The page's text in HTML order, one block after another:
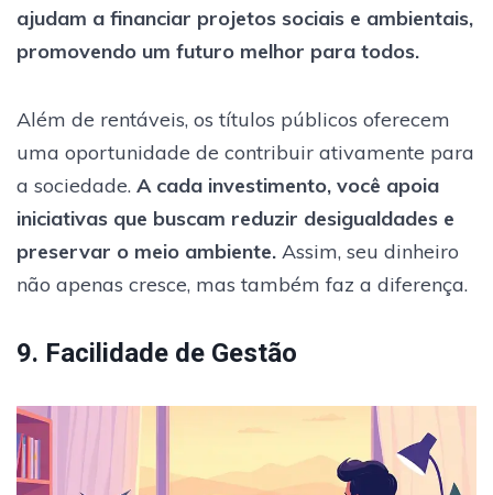
ajudam a financiar projetos sociais e ambientais,
promovendo um futuro melhor para todos.
Além de rentáveis, os títulos públicos oferecem
uma oportunidade de contribuir ativamente para
a sociedade. A cada investimento, você apoia
iniciativas que buscam reduzir desigualdades e
preservar o meio ambiente. Assim, seu dinheiro
não apenas cresce, mas também faz a diferença.
9. Facilidade de Gestão